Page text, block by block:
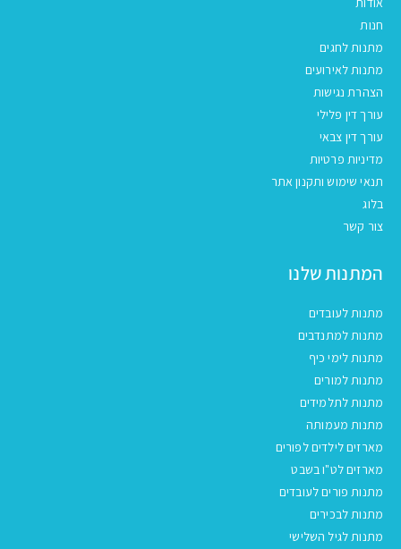
חנות
מתנות לחגים
מתנות לאירועים
הצהרת נגישות
עורך דין פלילי
עורך דין צבאי
מדיניות פרטיות
תנאי שימוש ותקנון אתר
בלוג
צור קשר
המתנות שלנו
מתנות לעובדים
מתנות למתנדבים
מתנות לימי כיף
מתנות למורים
מתנות לתלמידים
מתנות מעמותה
מארזים לילדים לפורים
מארזים לט"ו בשבט
מתנות פורים לעובדים
מתנות לבכירים
מתנות לגיל השלישי